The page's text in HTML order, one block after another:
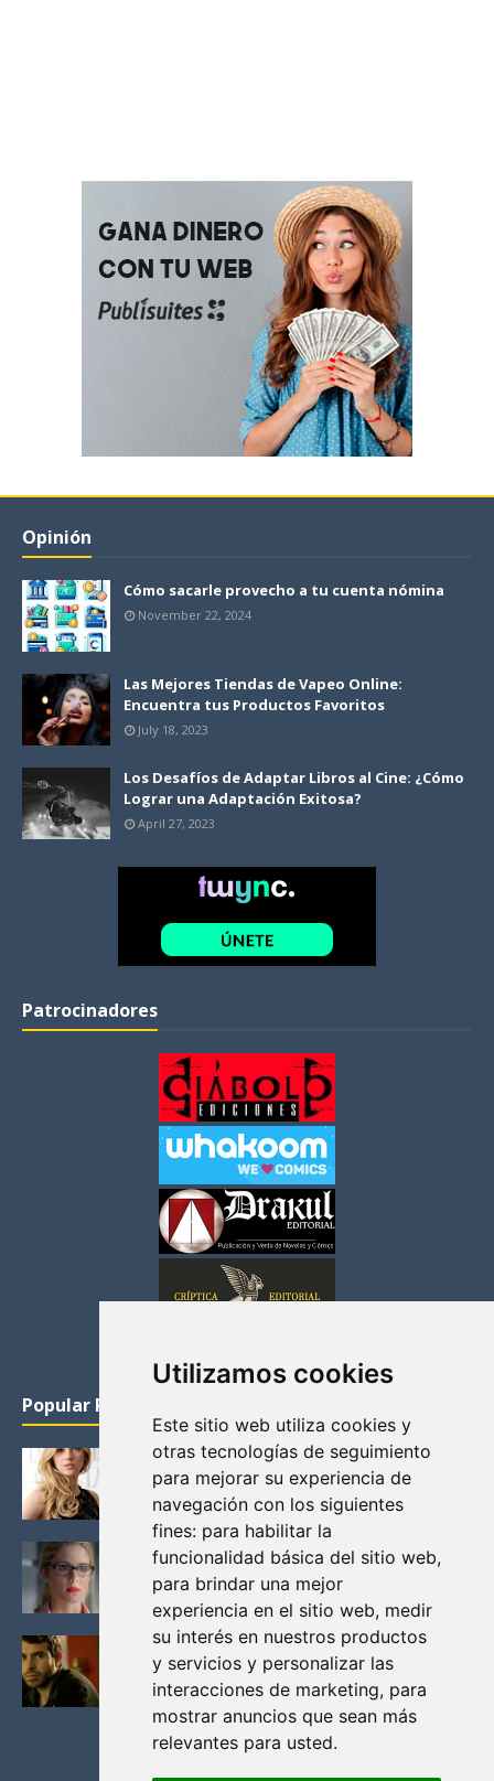
Utilizamos cookies
Este sitio web utiliza cookies y
otras tecnologías de seguimiento
para mejorar su experiencia de
navegación con los siguientes
fines: para habilitar la
funcionalidad básica del sitio web,
para brindar una mejor
experiencia en el sitio web, medir
su interés en nuestros productos
y servicios y personalizar las
interacciones de marketing, para
mostrar anuncios que sean más
relevantes para usted.
Opinión
Cómo sacarle provecho a tu cuenta nómina
November 22, 2024
Las Mejores Tiendas de Vapeo Online:
Encuentra tus Productos Favoritos
July 18, 2023
Los Desafíos de Adaptar Libros al Cine: ¿Cómo
Lograr una Adaptación Exitosa?
April 27, 2023
Patrocinadores
Popular Posts
KATHERYN WINNICK: LA ACTRIZ MAS GUAPA DE
VIKINGOS
Junio 14, 2013
FELICITY (EMILY BETT RICKARDS), LAS FOTOS
MAS BONITAS DE LA ALIADA DE ARROW
Noviembre 30, 2013
BLACK MIRROR: TODA TU HISTORIA. EPISODIO 3.
LA CRITICA
Mayo 17, 2012